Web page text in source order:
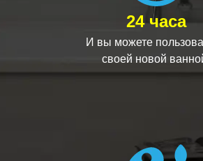
24 часа
И вы можете
своей новой